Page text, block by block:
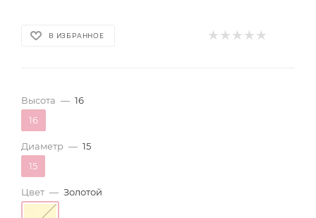
В ИЗБРАННОЕ
Высота — 16
16
Диаметр — 15
15
Цвет — Золотой